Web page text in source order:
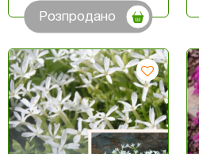
Розпродано